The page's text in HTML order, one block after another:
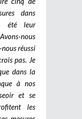
dans
été leur
nous
réussi
pas. Je
dans la
à nos
et se
les